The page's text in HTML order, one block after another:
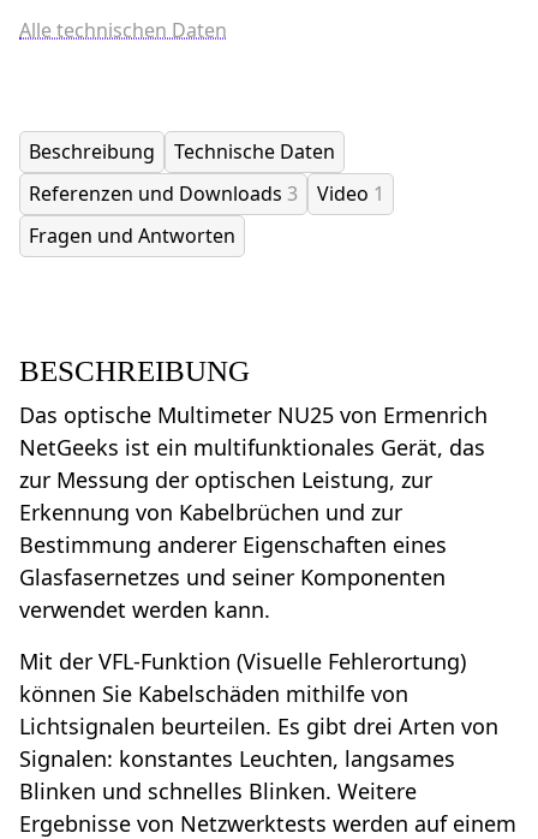
Alle technischen Daten
Beschreibung
Technische Daten
Referenzen und Downloads 3 Video 1
Fragen und Antworten
BESCHREIBUNG
Das optische Multimeter NU25 von Ermenrich
NetGeeks ist ein multifunktionales Gerät, das
zur Messung der optischen Leistung, zur
Erkennung von Kabelbrüchen und zur
Bestimmung anderer Eigenschaften eines
Glasfasernetzes und seiner Komponenten
verwendet werden kann.
Mit der VFL-Funktion (Visuelle Fehlerortung)
können Sie Kabelschäden mithilfe von
Lichtsignalen beurteilen. Es gibt drei Arten von
Signalen: konstantes Leuchten, langsames
Blinken und schnelles Blinken. Weitere
Ergebnisse von Netzwerktests werden auf einem